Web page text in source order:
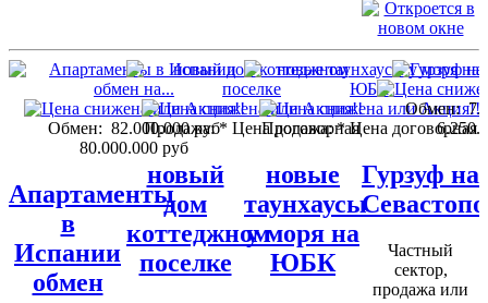
Обмен: 82.000.000 руб
80.000.000 руб
Апартаменты
в
Испании
обмен
Продажа:* Цена договорная
новый
дом
коттеджном
поселке
Продажа:* Цена договорная
новые
таунхаусы
у моря на
ЮБК
Обмен:
Гурзуф на
Частный
сектор,
продажа или